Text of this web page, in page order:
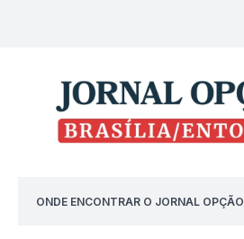
ONDE ENCONTRAR O JORNAL OPÇÃO